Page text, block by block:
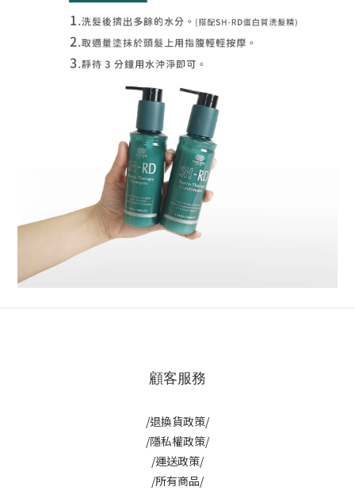
顧客服務
/退換貨政策/
/隱私權政策/
/運送政策/
/所有商品/